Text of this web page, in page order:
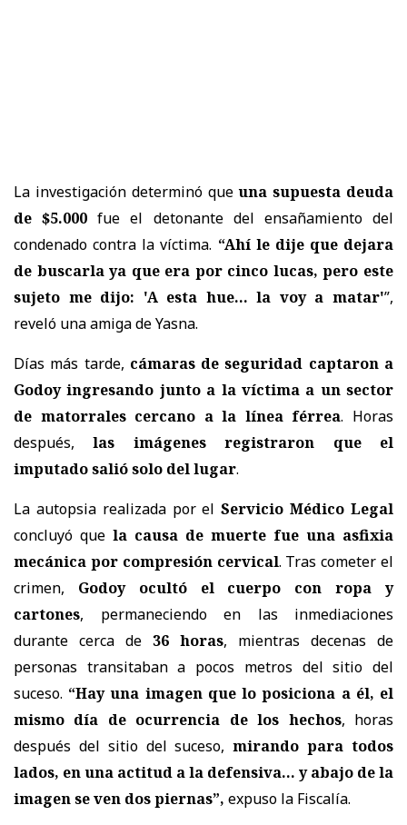
La investigación determinó queuna supuesta deuda
de $5.000 fue el detonante del ensañamiento del
condenado contra la víctima. “Ahí le dije que dejara
de buscarla ya que era por cinco lucas, pero este
sujeto me dijo: 'A esta hue... la voy a matar'”,
reveló una amiga de Yasna.
Días más tarde, cámaras de seguridad captaron a
Godoy ingresando junto a la víctima a un sector
de matorrales cercano a la línea férrea. Horas
después,las imágenes registraron que el
imputado salió solo del lugar.
La autopsia realizada por elServicio Médico Legal
concluyó que la causa de muerte fue una asfixia
mecánica por compresión cervical. Tras cometer el
crimen, Godoy ocultó el cuerpo con ropa y
cartones, permaneciendo en las inmediaciones
durante cerca de 36 horas, mientras decenas de
personas transitaban a pocos metros del sitio del
suceso. “Hay una imagen que lo posiciona a él, el
mismo día de ocurrencia de los hechos, horas
después del sitio del suceso,mirando para todos
lados, en una actitud a la defensiva… y abajo de la
imagen se ven dos piernas”, expuso la Fiscalía.